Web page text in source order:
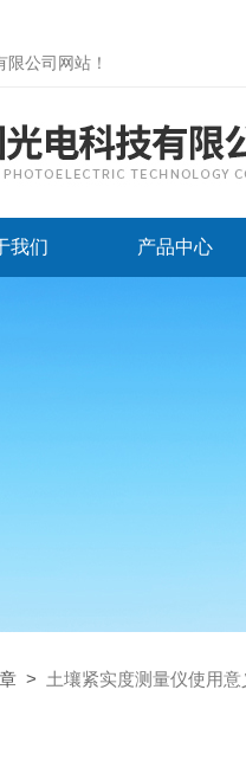
限公司网站 ！
我们 产品中心
> 土壤紧实度测量仪使用意